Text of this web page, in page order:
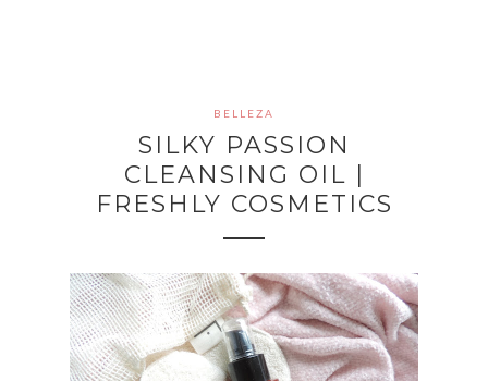
BELLEZA
SILKY PASSION
CLEANSING OIL |
FRESHLY COSMETICS